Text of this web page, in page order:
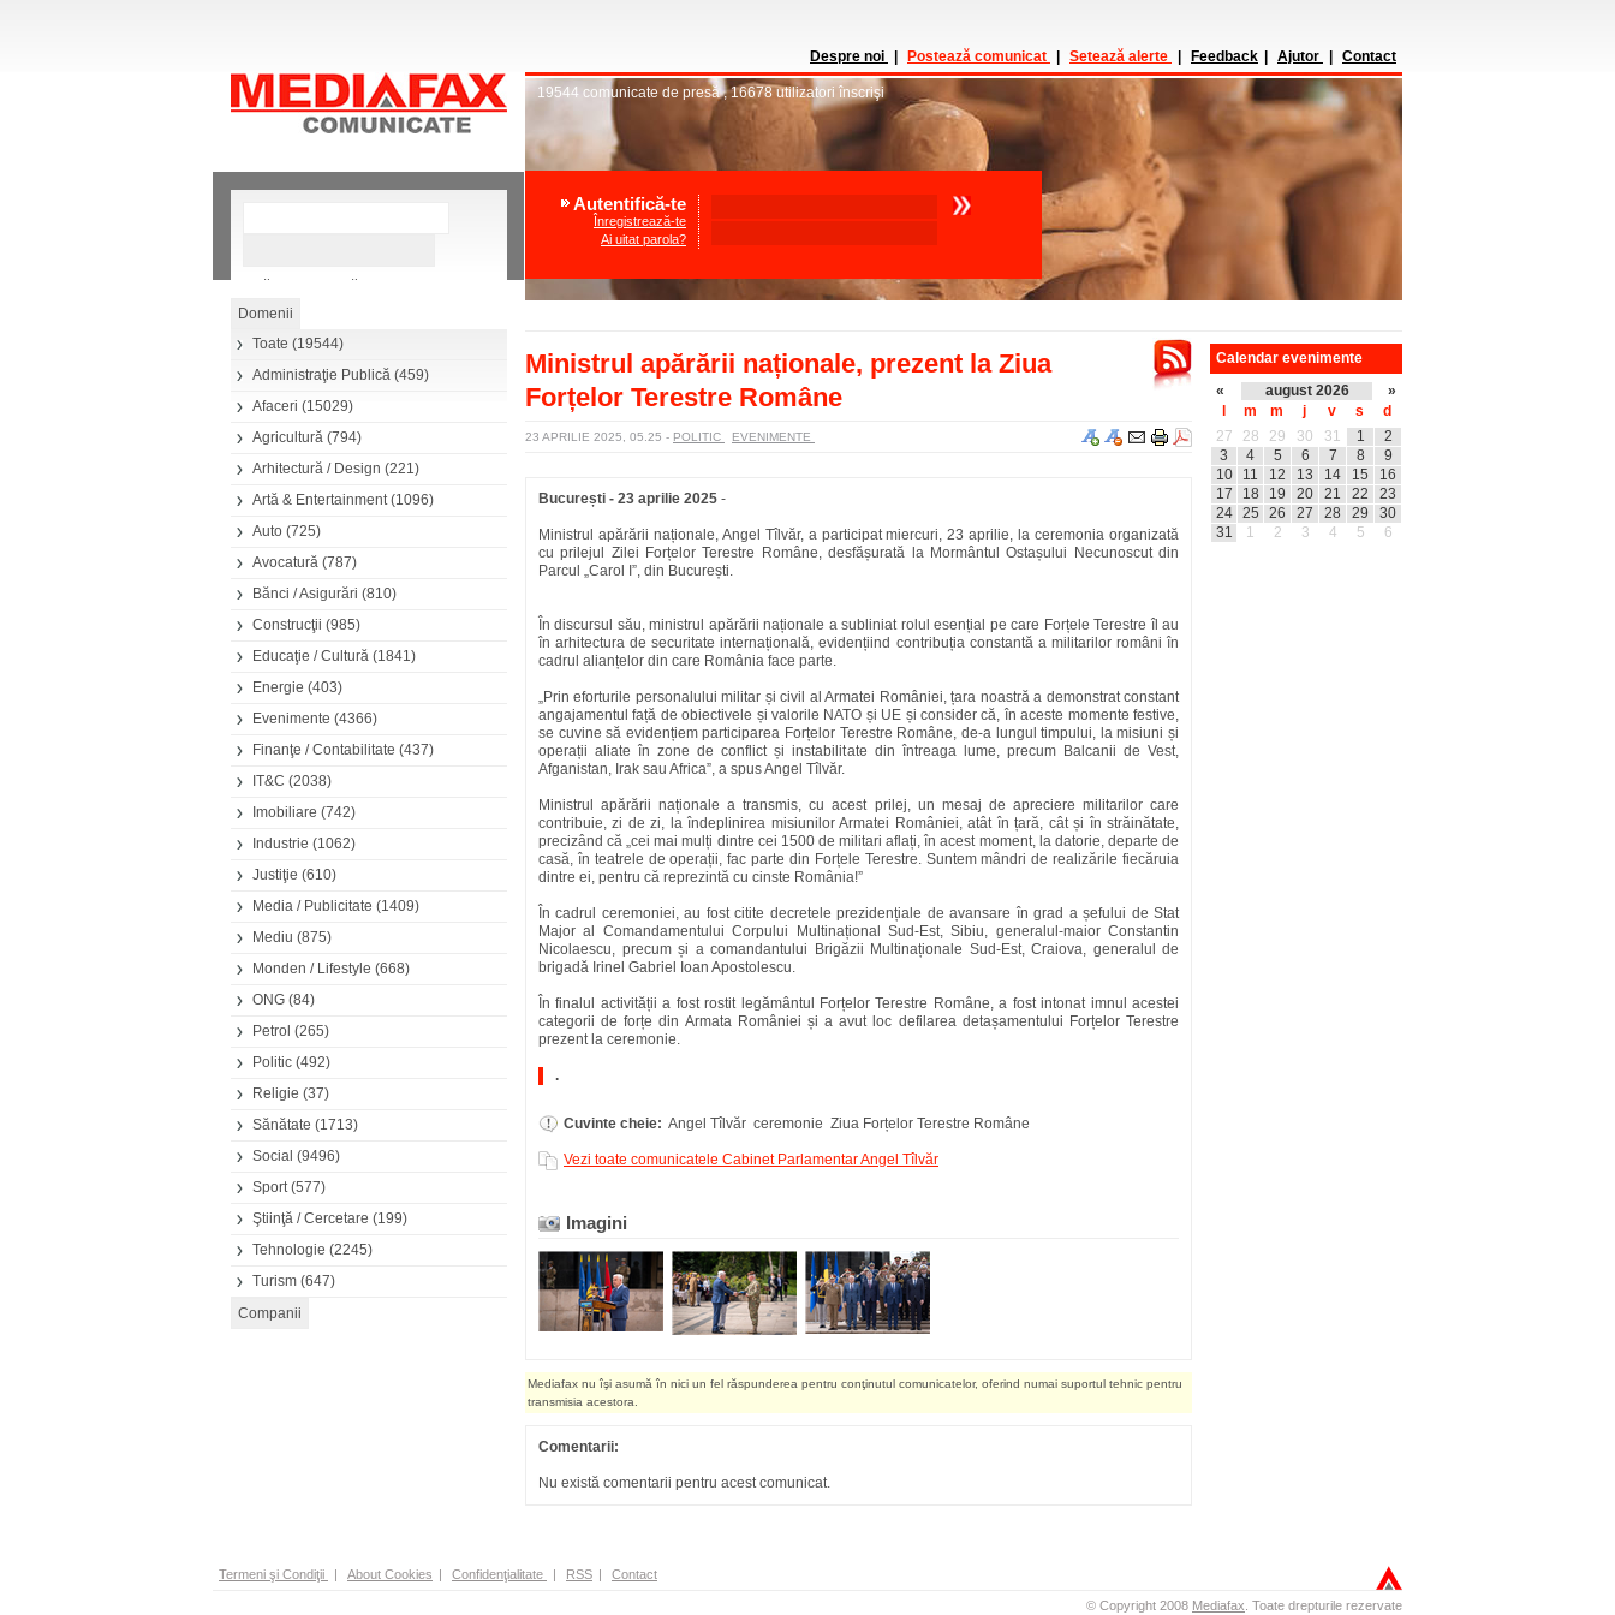
Căutare avansată
Toate (19544)
Administraţie Publică (459)
Afaceri (15029)
Agricultură (794)
Arhitectură / Design (221)
Artă & Entertainment(1096)
Auto (725)
Avocatură (787)
Bănci / Asigurări (810)
Construcţii (985)
Educaţie / Cultură (1841)
Energie (403)
Evenimente (4366)
Finanţe / Contabilitate (437)
IT&C (2038)
Imobiliare (742)
Industrie (1062)
Justiţie (610)
Media / Publicitate (1409)
Mediu (875)
Monden / Lifestyle (668)
ONG (84)
Petrol (265)
Politic (492)
Religie (37)
Sănătate (1713)
Social (9496)
Sport(577)
Ştiinţă / Cercetare (199)
Tehnologie (2245)
Turism (647)
Despre noi Postează comunicat Setează alerte Feedback Ajutor Contact
19544 comunicate de presă,16678 utilizatori înscrişi
Autentifică-te
Înregistrează-te
Ai uitat parola?
Ministrul apărării naționale, prezent la Ziua
Forțelor Terestre Române
23 APRILIE 2025, 05.25 - POLITIC EVENIMENTE
București - 23 aprilie 2025 -
Ministrul apărării naționale, Angel Tîlvăr, a participat miercuri, 23 aprilie, la ceremonia organizată
cu prilejul Zilei Forțelor Terestre Române, desfășurată la Mormântul Ostașului Necunoscut din
Parcul „Carol I”, din București.
În discursul său, ministrul apărării naționale a subliniat rolul esențial pe care Forțele Terestre îl au
în arhitectura de securitate internațională, evidențiind contribuția constantă a militarilor români în
cadrul alianțelor din care România face parte.
„Prin eforturile personalului militar și civil al Armatei României, țara noastră a demonstrat constant
angajamentul față de obiectivele și valorile NATO și UE și consider că, în aceste momente festive,
se cuvine să evidențiem participarea Forțelor Terestre Române, de-a lungul timpului, la misiuni și
operații aliate în zone de conflict și instabilitate din întreaga lume, precum Balcanii de Vest,
Afganistan, Irak sau Africa”, a spus Angel Tîlvăr.
Ministrul apărării naționale a transmis, cu acest prilej, un mesaj de apreciere militarilor care
contribuie, zi de zi, la îndeplinirea misiunilor Armatei României, atât în țară, cât și în străinătate,
precizând că „cei mai mulți dintre cei 1500 de militari aflați, în acest moment, la datorie, departe de
casă, în teatrele de operații, fac parte din Forțele Terestre. Suntem mândri de realizările fiecăruia
dintre ei, pentru că reprezintă cu cinste România!”
În cadrul ceremoniei, au fost citite decretele prezidențiale de avansare în grad a șefului de Stat
Major al Comandamentului Corpului Multinațional Sud-Est, Sibiu, generalul-maior Constantin
Nicolaescu, precum și a comandantului Brigăzii Multinaționale Sud-Est, Craiova, generalul de
brigadă Irinel Gabriel Ioan Apostolescu.
În finalul activității a fost rostit legământul Forțelor Terestre Române, a fost intonat imnul acestei
categorii de forțe din Armata României și a avut loc defilarea detașamentului Forțelor Terestre
prezent la ceremonie.
.
Cuvinte cheie: Angel Tîlvăr ceremonie Ziua Forțelor Terestre Române
Vezi toate comunicatele Cabinet Parlamentar Angel Tîlvăr
Imagini
Mediafax nu îşi asumă în nici un fel răspunderea pentru conţinutul comunicatelor, oferind numai suportul tehnic pentru
transmisia acestora.
Comentarii:
Nu există comentarii pentru acest comunicat.
Calendar evenimente
«
august 2026
»
m m j v s
d
27
28 29 30 31 1
2
3
4 5 6 7 8
9
10
11 12 13 14 15
16
17
18 19 20 21 22
23
24
25 26 27 28 29
30
31
1 2 3 4 5 6
Termeni şi Condiţii | About Cookies | Confidenţialitate | RSS | Contact
© Copyright 2008 Mediafax Toate drepturile rezervate